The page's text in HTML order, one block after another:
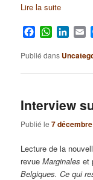
Lire la suite
Facebook
Publié dans
Interview
Publié le7
Lecture de la
revueMarginales et
Belgiques. Ce qui